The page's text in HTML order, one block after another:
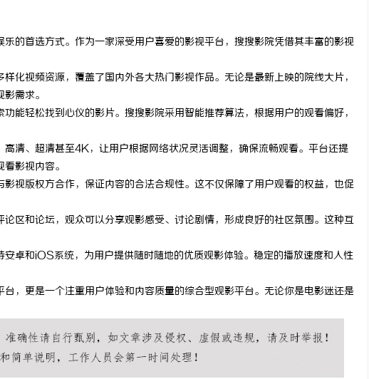
的首选方式。作为一家深受用户喜爱的影视平台，搜搜影院凭借其丰富的影视
化视频资源，覆盖了国内外各大热门影视作品。无论是最新上映的院线大片，
需求。
能轻松找到心仪的影片。搜搜影院采用智能推荐算法，根据用户的观看偏好，
清、超清甚至4K，让用户根据网络状况灵活调整，确保流畅观看。平台还提
影视内容。
视版权方合作，保证内容的合法合规性。这不仅保障了用户观看的权益，也促
区和论坛，观众可以分享观影感受、讨论剧情，形成良好的社区氛围。这种互
卓和iOS系统，为用户提供随时随地的优质观影体验。稳定的播放速度和人性
，更是一个注重用户体验和内容质量的综合型观影平台。无论你是电影迷还是
充电桩项目软件开发商，究竟藏着 开店最怕“搜不到”为什么隔壁店铺没花钱，